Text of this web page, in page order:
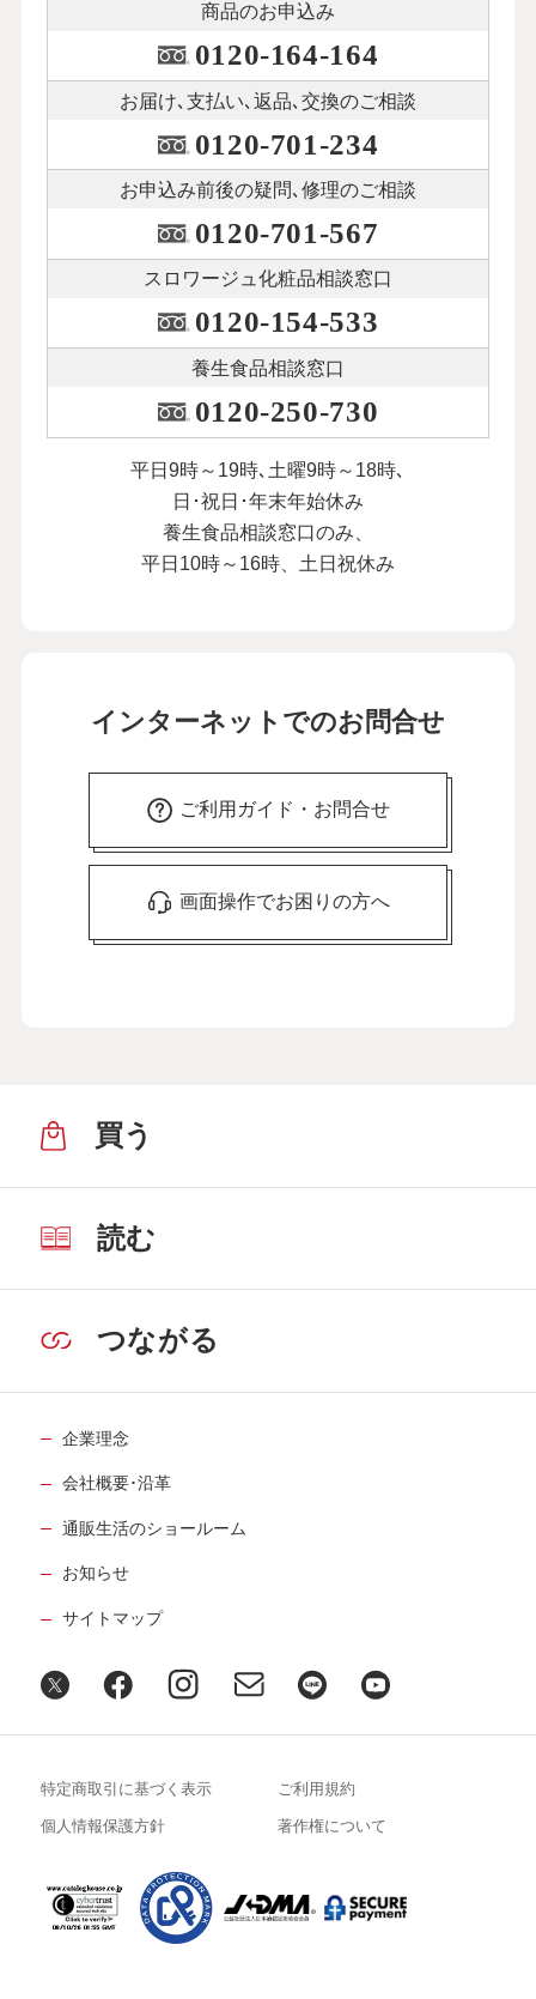
商品のお申込み
0120-164-164
お届け､支払い､ 返品､交換のご相談
0120-701-234
お申込み前後の疑問､修理のご相談
0120-701-567
スロワージュ化粧品相談窓口
0120-154-533
養生食品相談窓口
0120-250-730
平日9時～19時､土曜9時～18時､
日･祝日･年末年始休み
養生食品相談窓口のみ、
平日10時～16時、土日祝休み
インターネットでのお問合せ
ご利用ガイド・お問合せ
画面操作でお困りの方へ
買う
読む
つながる
企業理念
会社概要･沿革
通販生活のショールーム
お知らせ
サイトマップ
特定商取引に基づく表示 ご利用規約
個人情報保護方針 著作権について